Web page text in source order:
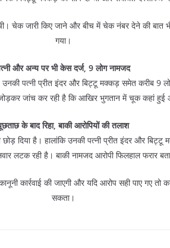
चेक जारी किए जाने और बीच में चेक नंबर देने की बात
गया।
और अन्य पर भी केस दर्ज, 9 लोग नामजद
पत्नी प्रीत इंदर और बिट्टू मक्कड़ समेत करीब 9
जांच कर रही है कि आखिर भुगतान में चूक कहां
के बाद रिहा, बाकी आरोपियों की तलाश
दिया है। हालांकि उनकी पत्नी प्रीत इंदर और
लटक रही है। बाकी नामजद आरोपी फिलहाल फरार
कार्रवाई की जाएगी और यदि आरोप सही पाए गए तो
सकता।